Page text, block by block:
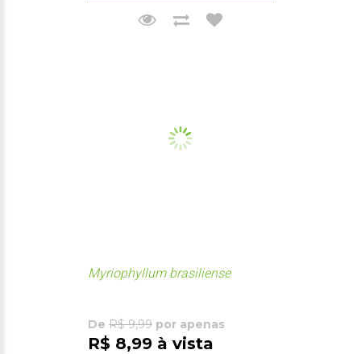
Myriophyllum brasiliense
De R$ 9,99 por apenas
R$ 8,99 à vista